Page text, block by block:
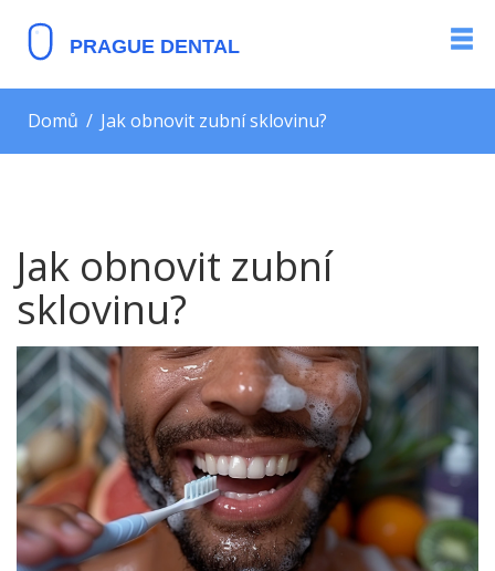
Domů Jak obnovit zubní sklovinu?
Jak obnovit zubní
sklovinu?